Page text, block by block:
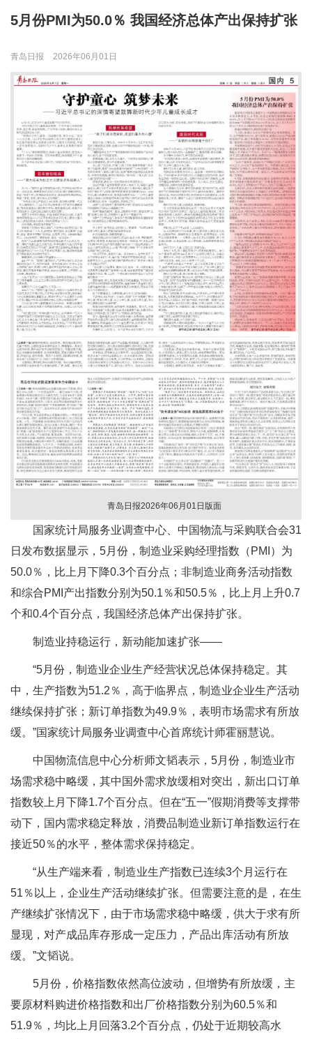
5月份PMI为50.0％ 我国经济总体产出保持扩张
青岛日报 2026年06月01日
青岛日报2026年06月01日版面
国家统计局服务业调查中心、中国物流与采购联合会31
日发布数据显示，5月份，制造业采购经理指数（PMI）为
50.0％，比上月下降0.3个百分点；非制造业商务活动指数
和综合PMI产出指数分别为50.1％和50.5％，比上月上升0.7
个和0.4个百分点，我国经济总体产出保持扩张。
制造业持稳运行，新动能加速扩张——
“5月份，制造业企业生产经营状况总体保持稳定。其
中，生产指数为51.2％，高于临界点，制造业企业生产活动
继续保持扩张；新订单指数为49.9％，表明市场需求有所放
缓。”国家统计局服务业调查中心首席统计师霍丽慧说。
中国物流信息中心分析师文韬表示，5月份，制造业市
场需求稳中略缓，其中国外需求放缓相对突出，新出口订单
指数较上月下降1.7个百分点。但在“五一”假期消费等支撑带
动下，国内需求稳定释放，消费品制造业新订单指数运行在
接近50％的水平，整体需求保持稳定。
“从生产端来看，制造业生产指数已连续3个月运行在
51％以上，企业生产活动继续扩张。但需要注意的是，在生
产继续扩张情况下，由于市场需求稳中略缓，供大于求有所
显现，对产成品库存形成一定压力，产品出库活动有所放
缓。”文韬说。
5月份，价格指数依然高位波动，但增势有所放缓，主
要原材料购进价格指数和出厂价格指数分别为60.5％和
51.9％，均比上月回落3.2个百分点，仍处于近期较高水